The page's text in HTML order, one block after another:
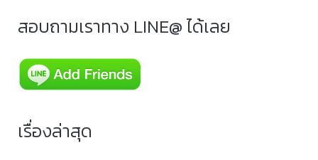
สอบถามเราทาง LINE@ ได้เลย
เรื่องล่าสุด